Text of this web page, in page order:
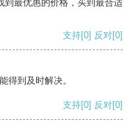
到最优惠的价格，买到最合适
支持[0] 反对[0]
得到及时解决。
支持[0] 反对[0]